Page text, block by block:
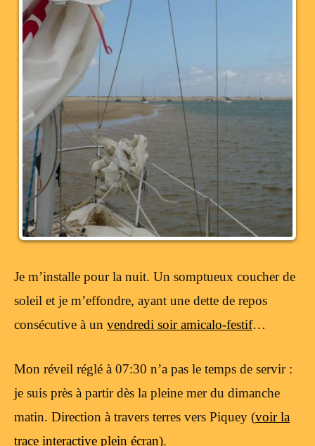
Je m’installe pour la nuit. Un somptueux coucher de
soleil et je m’effondre, ayant une dette de repos
consécutive à un vendredi soir amicalo-festif…
Mon réveil réglé à 07:30 n’a pas le temps de servir :
je suis près à partir dès la pleine mer du dimanche
matin. Direction à travers terres vers Piquey (voir la
trace interactive plein écran).